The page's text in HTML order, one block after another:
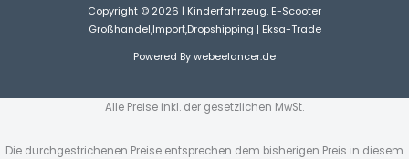
Copyright © 2026 | Kinderfahrzeug, E-Scooter
Großhandel,Import,Dropshipping | Eksa-Trade
Powered By webeelancer.de
Alle Preise inkl. der gesetzlichen MwSt.
Die durchgestrichenen Preise entsprechen dem bisherigen Preis in diesem